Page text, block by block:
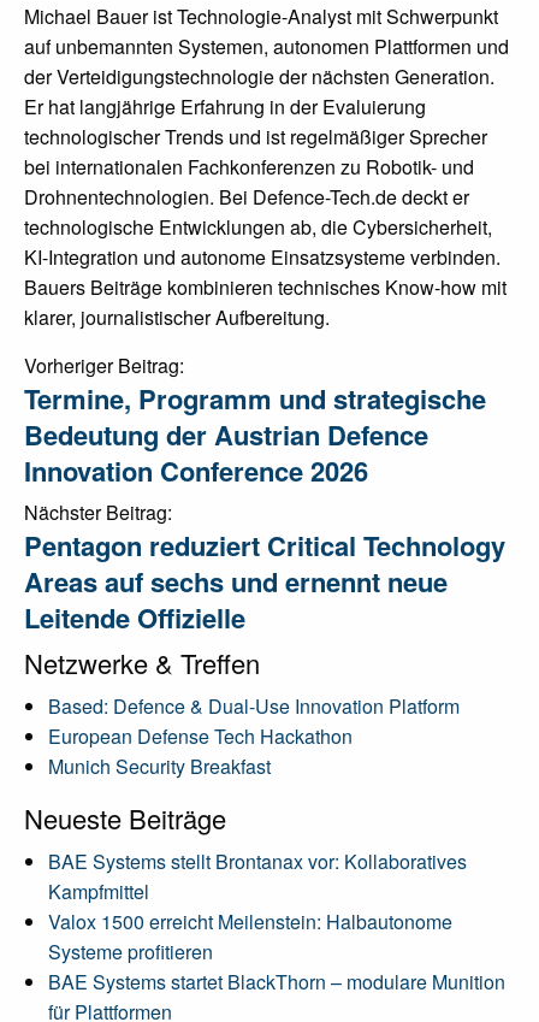
Michael Bauer ist Technologie-Analyst mit Schwerpunkt
auf unbemannten Systemen, autonomen Plattformen und
der Verteidigungstechnologie der nächsten Generation.
Er hat langjährige Erfahrung in der Evaluierung
technologischer Trends und ist regelmäßiger Sprecher
bei internationalen Fachkonferenzen zu Robotik- und
Drohnentechnologien. Bei Defence-Tech.de deckt er
technologische Entwicklungen ab, die Cybersicherheit,
KI-Integration und autonome Einsatzsysteme verbinden.
Bauers Beiträge kombinieren technisches Know-how mit
klarer, journalistischer Aufbereitung.
Post
navigation
Vorheriger Beitrag:
Termine, Programm und strategische
Bedeutung der Austrian Defence
Innovation Conference 2026
Nächster Beitrag:
Pentagon reduziert Critical Technology
Areas auf sechs und ernennt neue
Leitende Offizielle
Netzwerke & Treffen
Based: Defence & Dual-Use Innovation Platform
European Defense Tech Hackathon
Munich Security Breakfast
Neueste Beiträge
BAE Systems stellt Brontanax vor: Kollaboratives
Kampfmittel
Valox 1500 erreicht Meilenstein: Halbautonome
Systeme profitieren
BAE Systems startet BlackThorn – modulare Munition
für Plattformen